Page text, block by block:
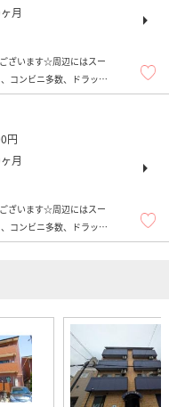
月
ざいます☆周辺にはスー
コンビニ多数、ドラッグ
ですよ！
円
月
ざいます☆周辺にはスー
コンビニ多数、ドラッグ
ですよ！